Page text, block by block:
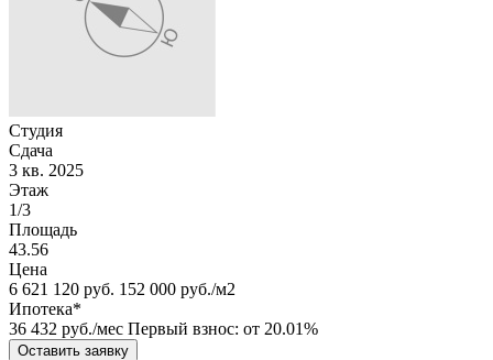
Студия
Сдача
3 кв. 2025
Этаж
1/3
Площадь
43.56
Цена
6 621 120 руб. 152 000 руб./м2
Ипотека*
36 432 руб./мес Первый взнос: от 20.01%
Оставить заявку